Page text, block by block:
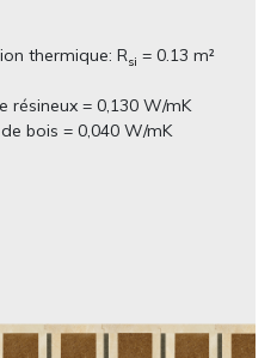
thermique: Rsi = 0.13 m²
résineux = 0,130 W/mK
bois = 0,040 W/mK